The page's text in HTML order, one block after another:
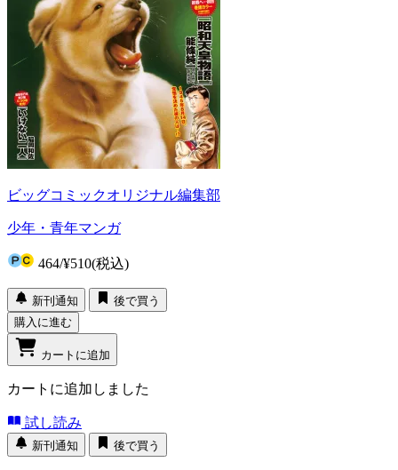
ビッグコミックオリジナル編集部
少年・青年マンガ
464/¥510(税込)
新刊通知
後で買う
購入に進む
カートに追加
カートに追加しました
試し読み
新刊通知 後で買う